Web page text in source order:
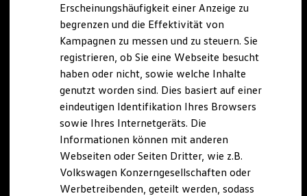
Marke und Erlebnis
Volkswagen R und R Experience
R-Modelle
R Experience
Driving Experience
Volkswagen entdecken
Werkbesichtigung
Lifestyle Shop
T-Roc Kollektion
Golf Kollektion
Volkswagen Kollektion
R-Kollektion
GTI Kollektion
Erscheinungshäufigkeit einer Anzeige zu
begrenzen und die Effektivität von
Kampagnen zu messen und zu steuern. Sie
registrieren, ob Sie eine Webseite besucht
haben oder nicht, sowie welche Inhalte
genutzt worden sind. Dies basiert auf einer
eindeutigen Identifikation Ihres Browsers
sowie Ihres Internetgeräts. Die
Informationen können mit anderen
Webseiten oder Seiten Dritter, wie z.B.
Volkswagen Konzerngesellschaften oder
Werbetreibenden, geteilt werden, sodass